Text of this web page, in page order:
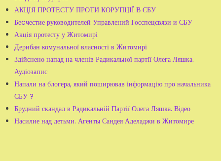
АКЦІЯ ПРОТЕСТУ ПРОТИ КОРУПЦІЇ В СБУ
Беcчестие руководителей Управлений Госспецсвязи и СБУ
Акція протесту у Житомирі
Дерибан комунальної власності в Житомирі
Здійснено напад на членів Радикальної партії Олега Ляшка.
Аудіозапис
Напали на блогера, який поширював інформацію про начальника
СБУ ?
Брудний скандал в Радикальній Партії Олега Ляшка. Відео
Насилие над детьми. Агенты Сандея Аделаджи в Житомире